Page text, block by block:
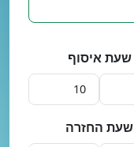
שעת איסוף
שעת החזרה